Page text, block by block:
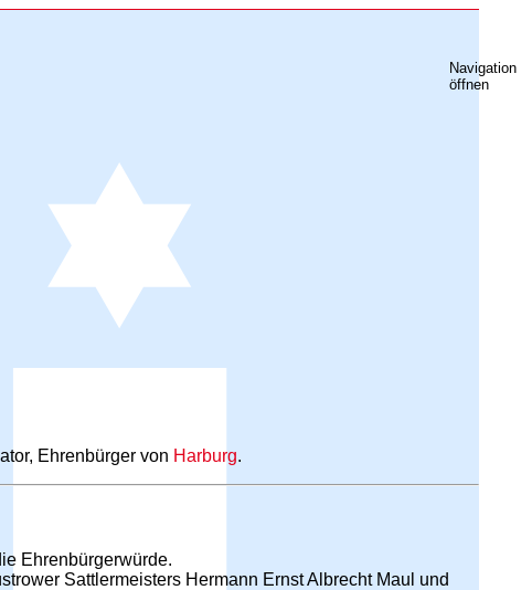
Navigation
öffnen
Ehrenbürger von Harburg.
Ehrenbürgerwürde.
Sattlermeisters Hermann Ernst Albrecht Maul und